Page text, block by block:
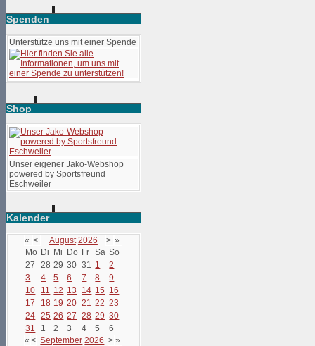
Spenden
Unterstütze uns mit einer Spende
Shop
Unser eigener Jako-Webshop
powered by Sportsfreund
Eschweiler
Kalender
« < August 2026 > »
Mo Di Mi Do Fr Sa So
27
28 29 30 31 1
2
3
4 5 6 7 8
9
10
11 12 13 14 15 16
17
18 19 20 21 22 23
24 25 26 27 28 29 30
31
1 2 3 4 5
6
« < September 2026 > »